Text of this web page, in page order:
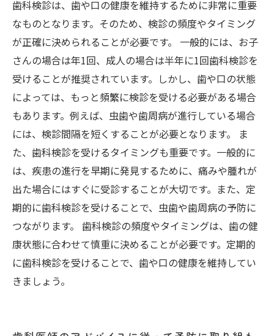
歯科検診は、歯や口の健康を維持するために非常に重要
なものとなります。そのため、検診の頻度やタイミング
が正確に決められることが必要です。 一般的には、お子
さんの場合は年1回、成人の場合は半年に1回歯科検診を
受けることが推奨されています。しかし、歯や口の状態
によっては、もっと頻繁に検診を受ける必要がある場合
もあります。例えば、虫歯や歯周病が進行している場合
には、検診間隔を短くすることが必要となります。 ま
た、歯科検診を受けるタイミングも重要です。一般的に
は、疾患の進行を早期に発見するために、痛みや腫れが
出た場合にはすぐに受診することが大切です。また、定
期的に歯科検診を受けることで、虫歯や歯周病の予防に
つながります。 歯科検診の頻度やタイミングは、歯の健
康状態に合わせて慎重に決めることが必要です。定期的
に歯科検診を受けることで、歯や口の健康を維持してい
きましょう。